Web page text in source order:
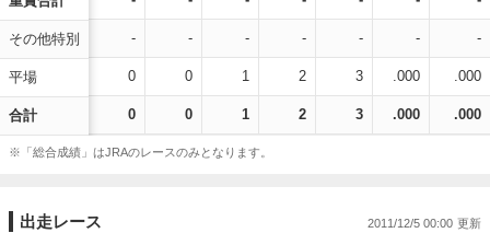
その他特別
平場
合計
- - - - - - -
0 0 1 2 3 .000 .000
0 0 1 2 3 .000 .000
※「総合成績」はJRAのレースのみとなります。
出走レース 2011/12/5 00:00